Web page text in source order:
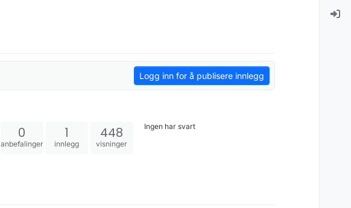
Logg inn for å publisere innlegg
0
anbefalinger
1
innlegg
448
visninger
Ingen har svart